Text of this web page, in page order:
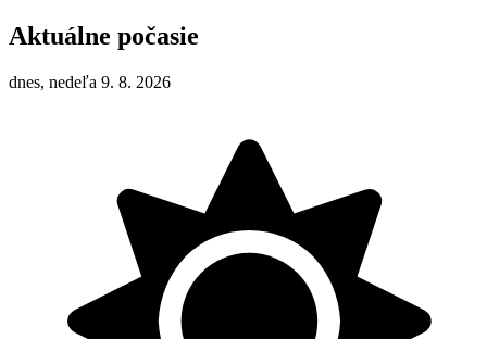
Aktuálne počasie
dnes, nedeľa 9. 8. 2026